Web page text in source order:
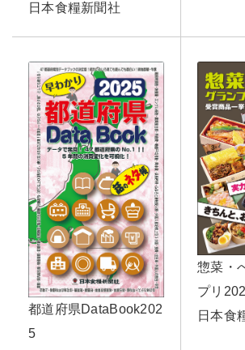
日本食糧新聞社
都道府県DataBook202
5
惣菜・
プリ
日本食